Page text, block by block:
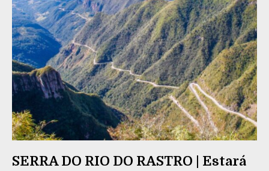
SERRA DO RIO DO RASTRO | Estará